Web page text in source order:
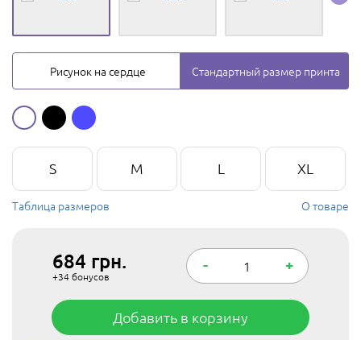
Рисунок на сердце Стандартный размер принта
S M L XL
Таблица размеров О товаре
684 грн.
+34бонусов
- +
Добавить в корзину